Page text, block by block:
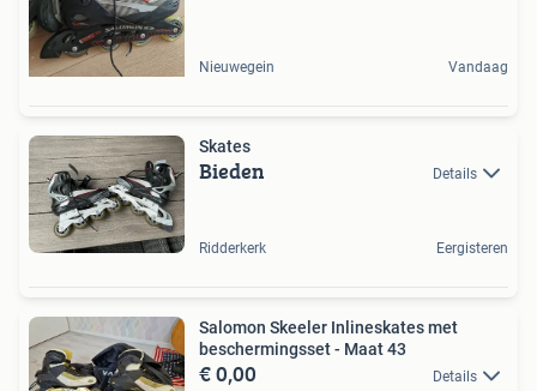
Nieuwegein Vandaag
Skates
Bieden Details
Ridderkerk Eergisteren
Salomon Skeeler Inlineskates met
beschermingsset - Maat 43
€ 0,00 Details